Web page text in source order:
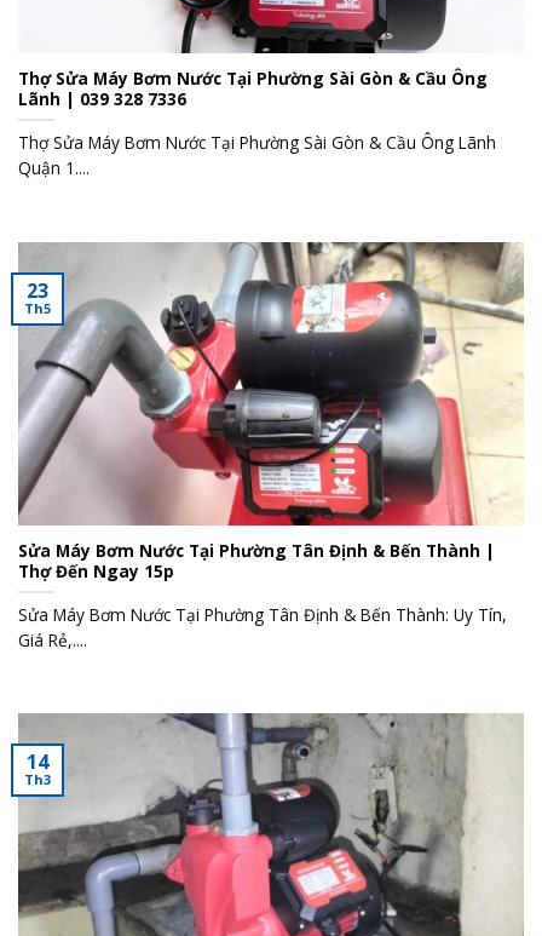
Thợ Sửa Máy Bơm Nước Tại Phường Sài Gòn & Cầu Ông
Lãnh | 039 328 7336
Thợ Sửa Máy Bơm Nước Tại Phường Sài Gòn & Cầu Ông Lãnh
Quận 1....
Sửa Máy Bơm Nước Tại Phường Tân Định & Bến Thành |
Thợ Đến Ngay 15p
Sửa Máy Bơm Nước Tại Phường Tân Định & Bến Thành: Uy Tín,
Giá Rẻ,....
23
Th5
14
Th3